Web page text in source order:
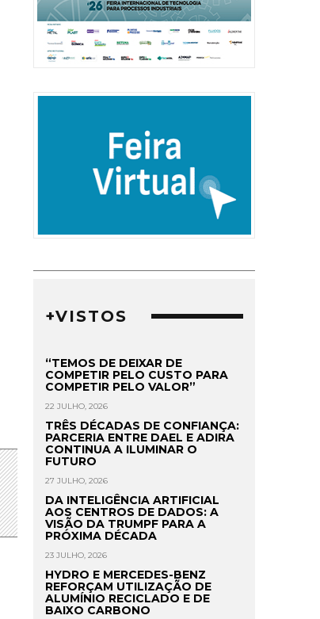
+VISTOS
“TEMOS DE DEIXAR DE
COMPETIR PELO CUSTO PARA
COMPETIR PELO VALOR”
22 JULHO, 2026
TRÊS DÉCADAS DE CONFIANÇA:
PARCERIA ENTRE DAEL E ADIRA
CONTINUA A ILUMINAR O
FUTURO
27 JULHO, 2026
DA INTELIGÊNCIA ARTIFICIAL
AOS CENTROS DE DADOS: A
VISÃO DA TRUMPF PARA A
PRÓXIMA DÉCADA
23 JULHO, 2026
HYDRO E MERCEDES-BENZ
REFORÇAM UTILIZAÇÃO DE
ALUMÍNIO RECICLADO E DE
BAIXO CARBONO